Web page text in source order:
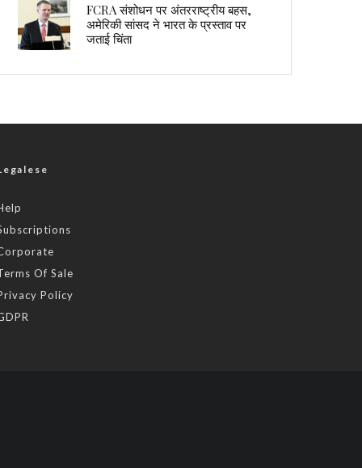
FCRA संशोधन पर अंतरराष्ट्रीय बहस,
अमेरिकी सांसद ने भारत के प्रस्ताव पर
जताई चिंता
Of Sale
Policy